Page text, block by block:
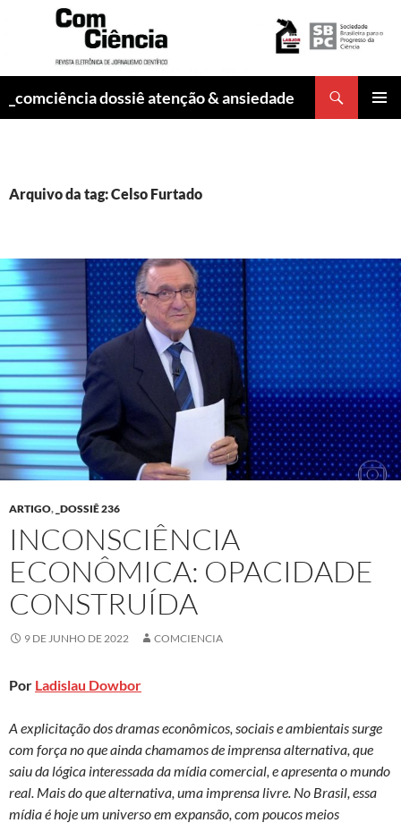
_comciência dossiê atenção & ansiedade
Arquivo da tag: Celso Furtado
ARTIGO, _DOSSIÊ 236
INCONSCIÊNCIA
ECONÔMICA: OPACIDADE
CONSTRUÍDA
9 DE JUNHO DE 2022 COMCIENCIA
Por Ladislau Dowbor
A explicitação dos dramas econômicos, sociais e ambientais surge
com força no que ainda chamamos de imprensa alternativa, que
saiu da lógica interessada da mídia comercial, e apresenta o mundo
real. Mais do que alternativa, uma imprensa livre. No Brasil, essa
mídia é hoje um universo em expansão, com poucos meios